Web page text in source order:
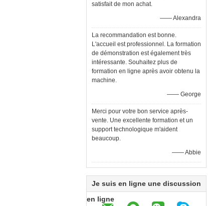
satisfait de mon achat.
—— Alexandra
La recommandation est bonne.
L'accueil est professionnel. La formation
de démonstration est également très
intéressante. Souhaitez plus de
formation en ligne après avoir obtenu la
machine.
—— George
Merci pour votre bon service après-
vente. Une excellente formation et un
support technologique m'aident
beaucoup.
—— Abbie
Je suis en ligne une discussion
en ligne